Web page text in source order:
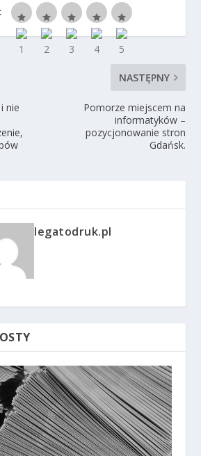
nie
NASTĘPNY
Pomorze miejscem na
informatyków –
pozycjonowanie stron
Gdańsk.
legatodruk.pl